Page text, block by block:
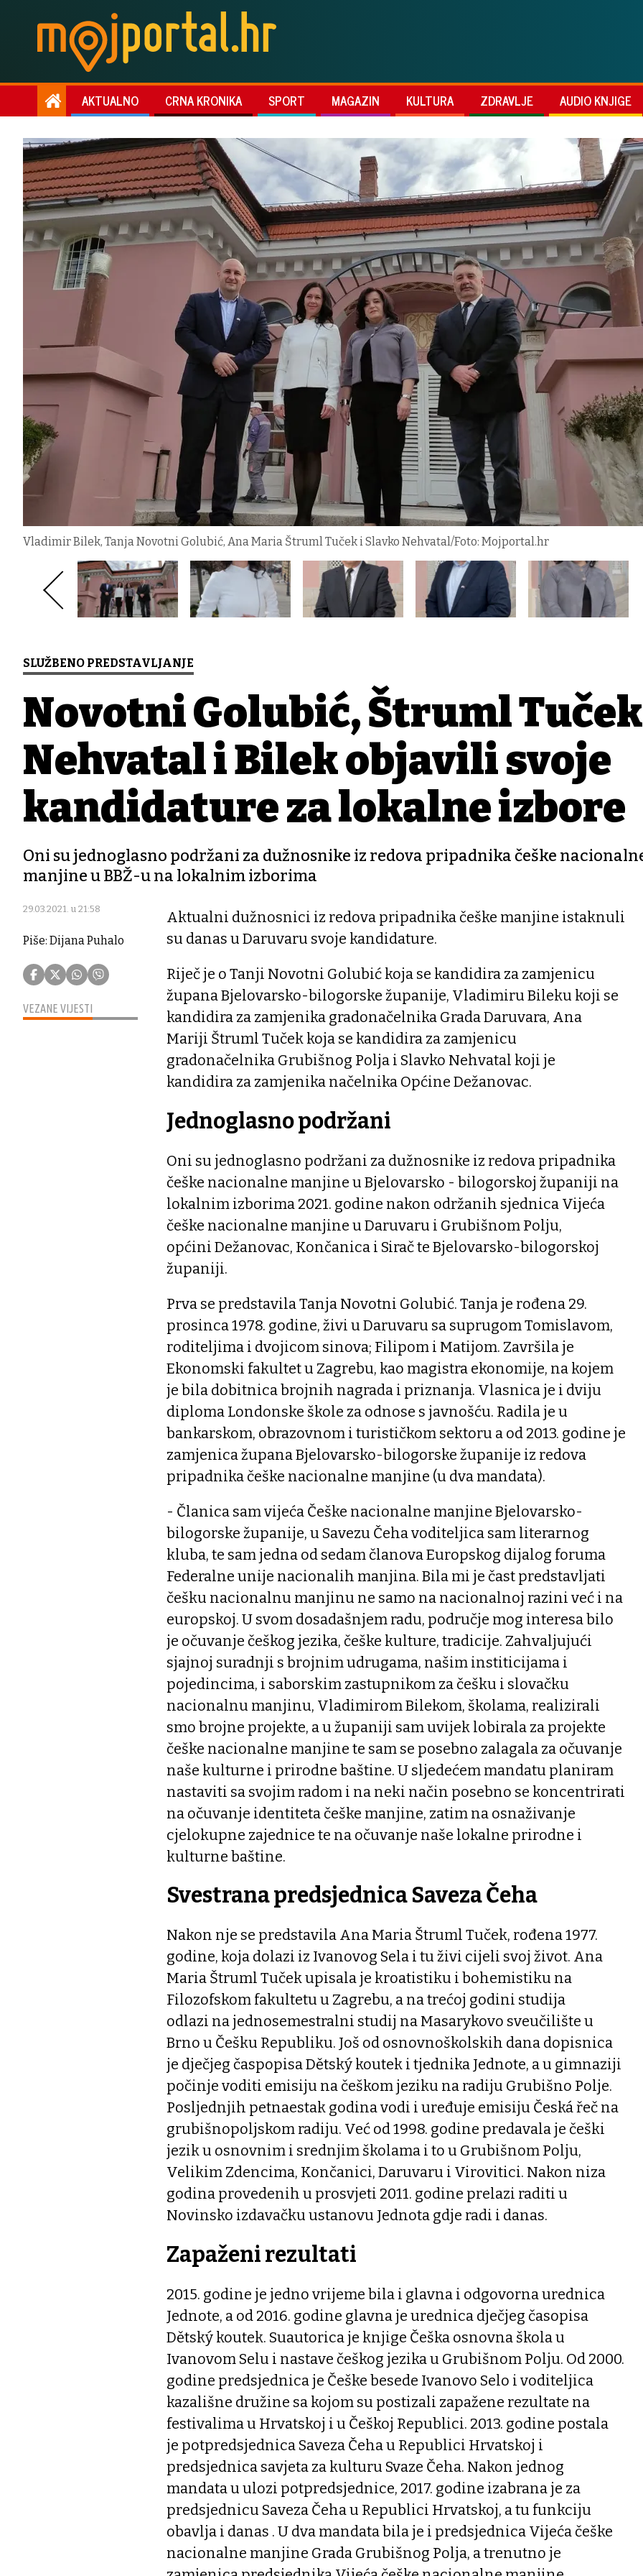
AKTUALNO CRNA KRONIKA SPORT MAGAZIN KULTURA ZDRAVLJE AUDIO KNJIGE
Vladimir Bilek, Tanja Novotni Golubić, Ana Maria Štruml Tuček i Slavko Nehvatal/Foto: Mojportal.hr
SLUŽBENO PREDSTAVLJANJE
Novotni Golubić, Štruml
Nehvatal i Bilek objavili svoje
kandidature za lokalne izbore
Oni su jednoglasno podržani za dužnosnike iz redova pripadnika češke
manjine u BBŽ-u na lokalnim izborima
29.03.2021. u 21:58
Piše: Dijana Puhalo
VEZANE VIJESTI
Aktualni dužnosnici iz redova pripadnika češke manjine istaknuli
su danas u Daruvaru svoje kandidature.
Riječ je o Tanji Novotni Golubić koja se kandidira za zamjenicu
župana Bjelovarsko-bilogorske županije, Vladimiru Bileku koji se
kandidira za zamjenika gradonačelnika Grada Daruvara, Ana
Mariji Štruml Tuček koja se kandidira za zamjenicu
gradonačelnika Grubišnog Polja i Slavko Nehvatal koji je
kandidira za zamjenika načelnika Općine Dežanovac.
Jednoglasno podržani
Oni su jednoglasno podržani za dužnosnike iz redova pripadnika
češke nacionalne manjine u Bjelovarsko - bilogorskoj županiji na
lokalnim izborima 2021. godine nakon održanih sjednica Vijeća
češke nacionalne manjine u Daruvaru i Grubišnom Polju,
općini Dežanovac, Končanica i Sirač te Bjelovarsko-bilogorskoj
županiji.
Prva se predstavila Tanja Novotni Golubić. Tanja je rođena 29.
prosinca 1978. godine, živi u Daruvaru sa suprugom Tomislavom,
roditeljima i dvojicom sinova; Filipom i Matijom. Završila je
Ekonomski fakultet u Zagrebu, kao magistra ekonomije, na kojem
je bila dobitnica brojnih nagrada i priznanja. Vlasnica je i dviju
diploma Londonske škole za odnose s javnošću. Radila je u
bankarskom, obrazovnom i turističkom sektoru a od 2013. godine je
zamjenica župana Bjelovarsko-bilogorske županije iz redova
pripadnika češke nacionalne manjine (u dva mandata).
- Članica sam vijeća Češke nacionalne manjine Bjelovarsko-
bilogorske županije, u Savezu Čeha voditeljica sam literarnog
kluba, te sam jedna od sedam članova Europskog dijalog foruma
Federalne unije nacionalih manjina. Bila mi je čast predstavljati
češku nacionalnu manjinu ne samo na nacionalnoj razini već i na
europskoj. U svom dosadašnjem radu, područje mog interesa bilo
je očuvanje češkog jezika, češke kulture, tradicije. Zahvaljujući
sjajnoj suradnji s brojnim udrugama, našim institicijama i
pojedincima, i saborskim zastupnikom za češku i slovačku
nacionalnu manjinu, Vladimirom Bilekom, školama, realizirali
smo brojne projekte, a u županiji sam uvijek lobirala za projekte
češke nacionalne manjine te sam se posebno zalagala za očuvanje
naše kulturne i prirodne baštine. U sljedećem mandatu planiram
nastaviti sa svojim radom i na neki način posebno se koncentrirati
na očuvanje identiteta češke manjine, zatim na osnaživanje
cjelokupne zajednice te na očuvanje naše lokalne prirodne i
kulturne baštine.
Svestrana predsjednica Saveza Čeha
Nakon nje se predstavila Ana Maria Štruml Tuček, rođena 1977.
godine, koja dolazi iz Ivanovog Sela i tu živi cijeli svoj život. Ana
Maria Štruml Tuček upisala je kroatistiku i bohemistiku na
Filozofskom fakultetu u Zagrebu, a na trećoj godini studija
odlazi na jednosemestralni studij na Masarykovo sveučilište u
Brno u Češku Republiku. Još od osnovnoškolskih dana dopisnica
je dječjeg časpopisa Dětský koutek i tjednika Jednote, a u gimnaziji
počinje voditi emisiju na češkom jeziku na radiju Grubišno Polje.
Posljednjih petnaestak godina vodi i uređuje emisiju Česká řeč na
grubišnopoljskom radiju. Već od 1998. godine predavala je češki
jezik u osnovnim i srednjim školama i to u Grubišnom Polju,
Velikim Zdencima, Končanici, Daruvaru i Virovitici. Nakon niza
godina provedenih u prosvjeti 2011. godine prelazi raditi u
Novinsko izdavačku ustanovu Jednota gdje radi i danas.
Zapaženi rezultati
2015. godine je jedno vrijeme bila i glavna i odgovorna urednica
Jednote, a od 2016. godine glavna je urednica dječjeg časopisa
Dětský koutek. Suautorica je knjige Češka osnovna škola u
Ivanovom Selu i nastave češkog jezika u Grubišnom Polju. Od 2000.
godine predsjednica je Češke besede Ivanovo Selo i voditeljica
kazališne družine sa kojom su postizali zapažene rezultate na
festivalima u Hrvatskoj i u Češkoj Republici. 2013. godine postala
je potpredsjednica Saveza Čeha u Republici Hrvatskoj i
predsjednica savjeta za kulturu Svaze Čeha. Nakon jednog
mandata u ulozi potpredsjednice, 2017. godine izabrana je za
predsjednicu Saveza Čeha u Republici Hrvatskoj, a tu funkciju
obavlja i danas . U dva mandata bila je i predsjednica Vijeća češke
nacionalne manjine Grada Grubišnog Polja, a trenutno je